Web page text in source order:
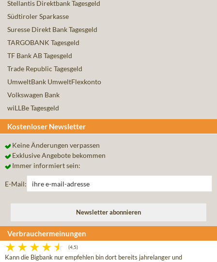
Stellantis Direktbank Tagesgeld
Südtiroler Sparkasse
Suresse Direkt Bank Tagesgeld
TARGOBANK Tagesgeld
TF Bank AB Tagesgeld
Trade Republic Tagesgeld
UmweltBank UmweltFlexkonto
Volkswagen Bank
wiLLBe Tagesgeld
Kostenloser Newsletter
Keine Änderungen verpassen
Exklusive Angebote bekommen
Immer informiert sein:
E-Mail:
Verbrauchermeinungen
(4,5)
Kann die Bigbank nur empfehlen bin dort bereits jahrelanger und